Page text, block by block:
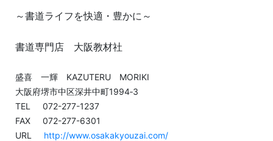
～書道ライフを快適・豊かに～
書道専門店 大阪教材社
盛喜 一輝 KAZUTERU MORIKI
大阪府堺市中区深井中町1994‐3
TEL 072-277-1237
FAX 072-277-6301
URL http://www.osakakyouzai.com/